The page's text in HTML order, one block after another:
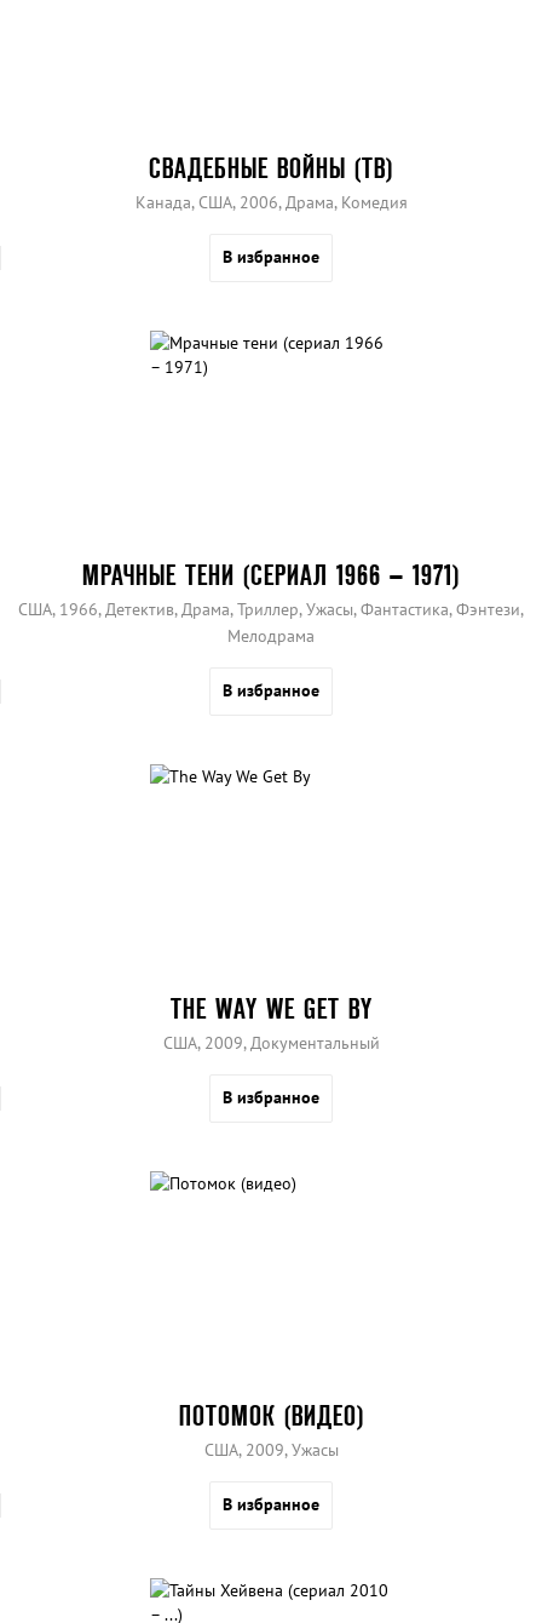
СВАДЕБНЫЕ ВОЙНЫ (ТВ)
Канада, США, 2006, Драма, Комедия
В избранное
МРАЧНЫЕ ТЕНИ (СЕРИАЛ 1966 – 1971)
США, 1966, Детектив, Драма, Триллер, Ужасы, Фантастика, Фэнтези,
Мелодрама
В избранное
THE WAY WE GET BY
США, 2009, Документальный
В избранное
ПОТОМОК (ВИДЕО)
США, 2009, Ужасы
В избранное